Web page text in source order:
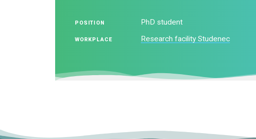
POSITION PhD student
WORKPLACE Research facility Studenec